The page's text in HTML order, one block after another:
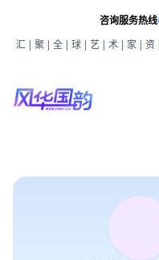
咨询服务热线
汇|聚|全|球|艺|术|家|资